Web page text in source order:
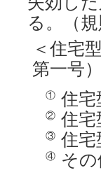
る。（
＜住宅
第一号
① 住宅
② 住宅
③ 住宅
④
そ